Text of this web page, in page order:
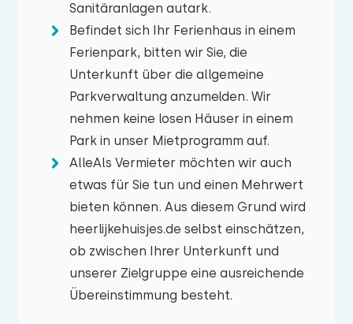
Sanitäranlagen autark.
Befindet sich Ihr Ferienhaus in einem
Ferienpark, bitten wir Sie, die
Unterkunft über die allgemeine
Parkverwaltung anzumelden. Wir
nehmen keine losen Häuser in einem
Park in unser Mietprogramm auf.
AlleAls Vermieter möchten wir auch
etwas für Sie tun und einen Mehrwert
bieten können. Aus diesem Grund wird
heerlijkehuisjes.de selbst einschätzen,
ob zwischen Ihrer Unterkunft und
unserer Zielgruppe eine ausreichende
Übereinstimmung besteht.